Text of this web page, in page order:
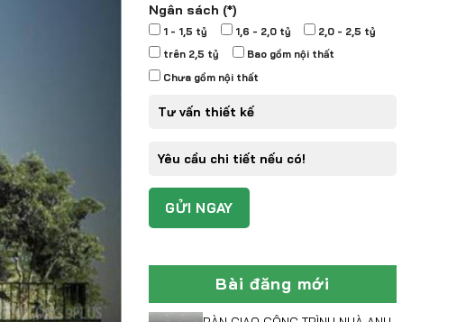
Ngân sách (*)
1 - 1,5 tỷ 1,6 - 2,0 tỷ
2,0 - 2,5 tỷ
trên 2,5 tỷ
Bao gồm nội thất
Chưa gồm nội thất
Bài đăng mới